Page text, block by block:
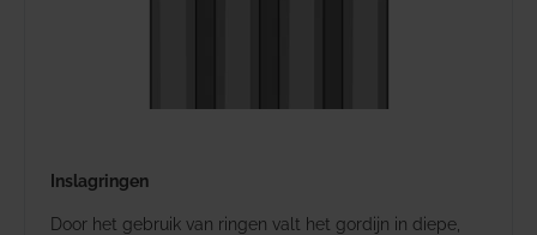
Inslagringen
Door het gebruik van ringen valt het gordijn in diepe,